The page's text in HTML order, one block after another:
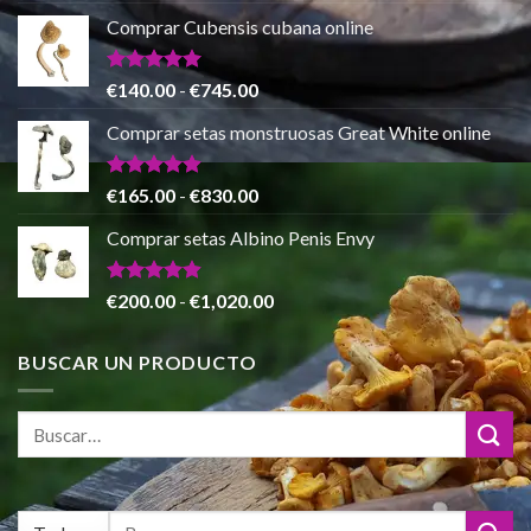
de 5
precio
original
era:
€80.00.
precio
actual
€55.00.
Comprar Cubensis cubana online
Valorado
con
5.00
de 5
€140.00-€745.00Rango
de
precios:
desde
€140.00
hasta
€745.00
Comprar setas monstruosas Great White online
Valorado
de 5
€165.00 - €830.00Rango
precios:
€165.00
€830.00
Comprar setas Albino Penis Envy
Valorado
€200.00 - €1,020.00Rango
precios:
desde
€200.00
BUSCAR UN PRODUCTO
Buscar